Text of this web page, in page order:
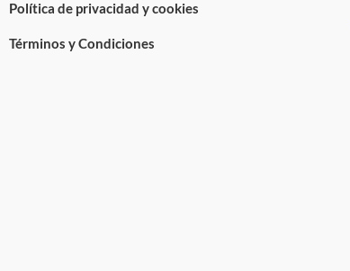
Política de privacidad y cookies
Términos y Condiciones